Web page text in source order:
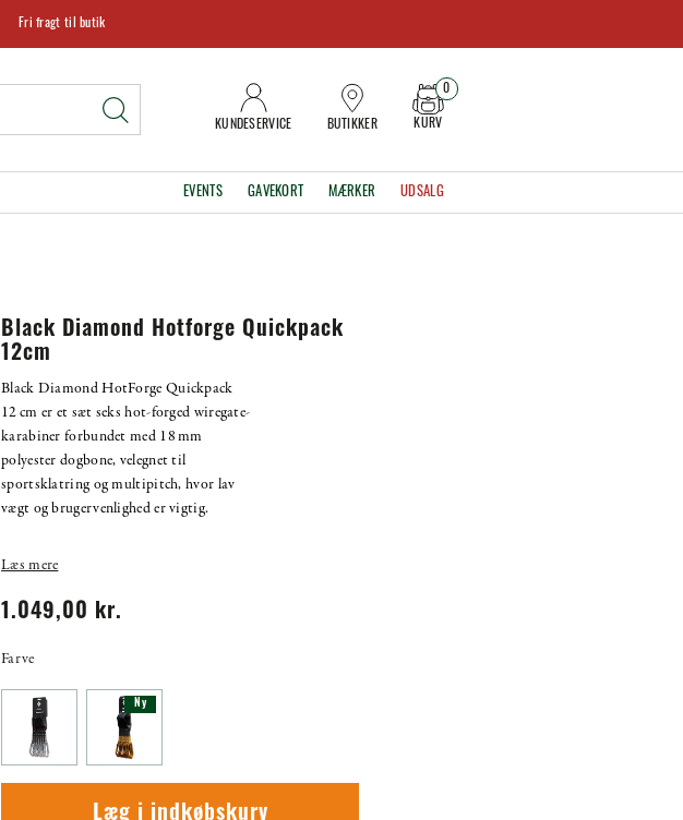
Fri fragt til butik
KUNDESERVICE BUTIKKER KURV
0
EVENTS GAVEKORT MÆRKER UDSALG
Black Diamond Hotforge Quickpack
12cm
Black Diamond HotForge Quickpack
12 cm er et sæt seks hot-forged wiregate-
karabiner forbundet med 18 mm
polyester dogbone, velegnet til
sportsklatring og multipitch, hvor lav
vægt og brugervenlighed er vigtig.
Læs mere
1.049,00 kr.
Farve
Ny
Læg i indkøbskurv